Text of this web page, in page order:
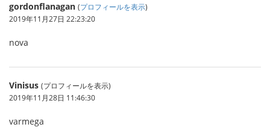
gordonflanagan (プロフィールを表示)
2019年11月27日 22:23:20
nova
Vinisus (プロフィールを表示)
2019年11月28日 11:46:30
varmega